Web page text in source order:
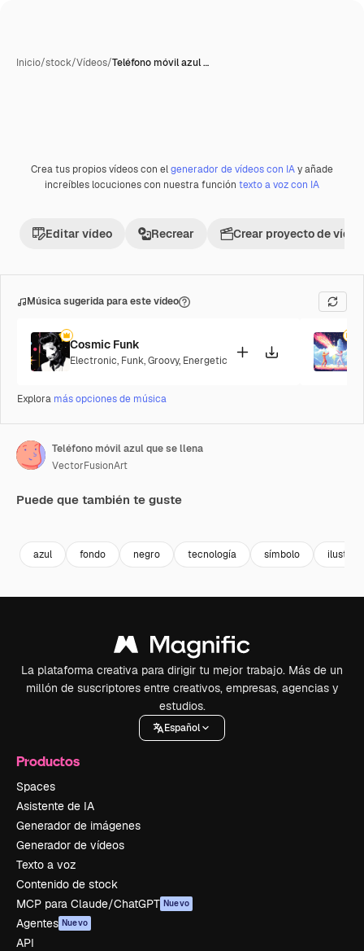
Inicio/stock/Vídeos/Teléfono móvil azul …
PremiumGenerada con IA
Crea tus propios vídeos con elgenerador de vídeos con IAy añade
increíbles locuciones con nuestra función texto a voz con IA
Editar vídeo Recrear Crear proyecto de vídeo
Música sugerida para este vídeo
Cosmic Funk
Electronic, Funk,Groovy, Energetic
Explora más opciones de música
Teléfono móvil azul que se llena
VectorFusionArt
Puede que también te guste
azul fondo negro tecnología símbolo
La plataforma creativa para dirigir tu mejor trabajo. Más de un
millón de suscriptores entre creativos, empresas, agencias y
estudios.
Español
Productos
Spaces
Asistente de IA
Generador de imágenes
Generador de vídeos
Texto a voz
Contenido de stock
MCP para Claude/ChatGPT Nuevo
Agentes Nuevo
API